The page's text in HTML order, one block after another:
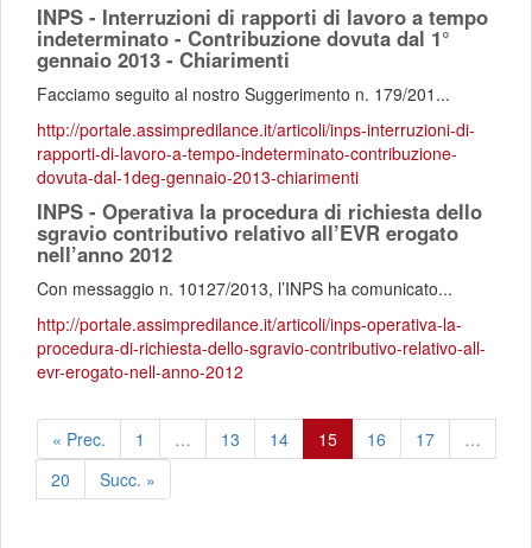
INPS - Interruzioni di rapporti di lavoro a tempo
indeterminato - Contribuzione dovuta dal 1°
gennaio 2013 - Chiarimenti
Facciamo seguito al nostro Suggerimento n. 179/201...
http://portale.assimpredilance.it/articoli/inps-interruzioni-di-
rapporti-di-lavoro-a-tempo-indeterminato-contribuzione-
dovuta-dal-1deg-gennaio-2013-chiarimenti
INPS - Operativa la procedura di richiesta dello
sgravio contributivo relativo all’EVR erogato
nell’anno 2012
Con messaggio n. 10127/2013, l’INPS ha comunicato...
http://portale.assimpredilance.it/articoli/inps-operativa-la-
procedura-di-richiesta-dello-sgravio-contributivo-relativo-all-
evr-erogato-nell-anno-2012
« Prec. 1 … 13 14 15 16 17
…
20
Succ. »